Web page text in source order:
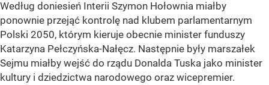
Według doniesień Interii Szymon Hołownia miałby
ponownie przejąć kontrolę nad klubem parlamentarnym
Polski 2050, którym kieruje obecnie minister funduszy
Katarzyna Pełczyńska-Nałęcz. Następnie były marszałek
Sejmu miałby wejść do rządu Donalda Tuska jako minister
kultury i dziedzictwa narodowego oraz wicepremier.